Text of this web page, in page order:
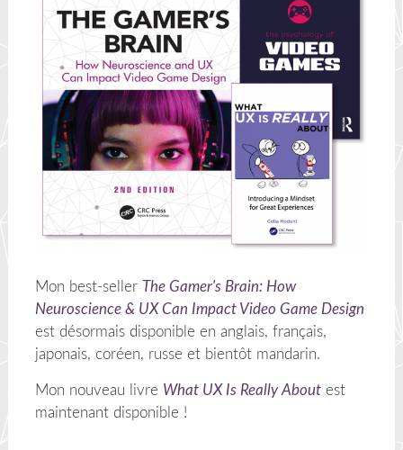
Mon best-seller The Gamer's Brain: How
Neuroscience & UX Can Impact Video Game Design
est désormais disponible en anglais, français,
japonais, coréen, russe et bientôt mandarin.
Mon nouveau livre What UX Is Really Aboutest
maintenant disponible !